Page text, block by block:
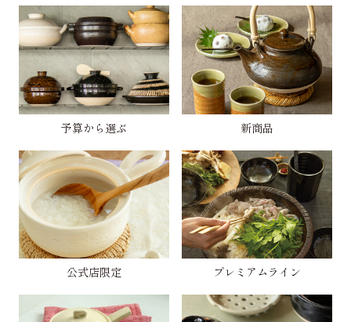
予算から選ぶ 新商品
公式店限定 プレミアムライン